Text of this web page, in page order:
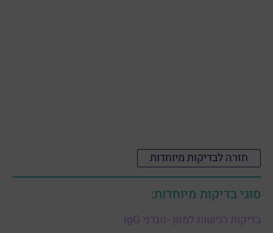
חזרה לבדיקות מיוחדות
סוגי בדיקות מיוחדות:
בדיקות רגישות למזון -נוגדני IgG